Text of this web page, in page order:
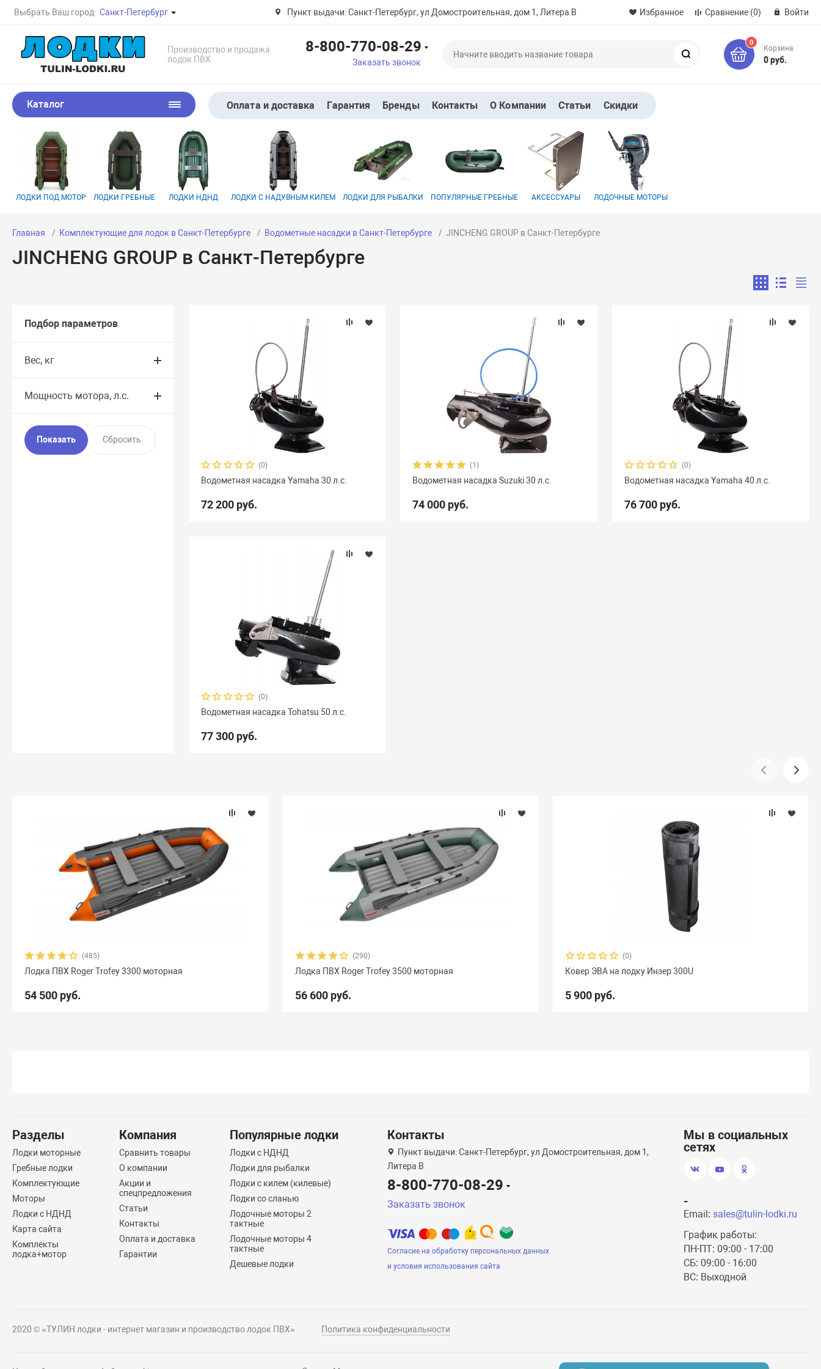
Выбрать Ваш город: Санкт-Петербург Пункт выдачи: Санкт-Петербург, ул Домостроительная, дом 1, Литера B Избранное Сравнение (0) Войти
Производство и продажа
лодок ПВХ
8-800-770-08-29
Заказать звонок
0
Корзина
0 руб.
Каталог Оплата и доставка Гарантия Бренды Контакты О Компании Статьи Скидки
ЛОДКИ ПОД МОТОР ЛОДКИ ГРЕБНЫЕ ЛОДКИ НДНД ЛОДКИ С НАДУВНЫМ КИЛЕМ ЛОДКИ ДЛЯ РЫБАЛКИ ПОПУЛЯРНЫЕ ГРЕБНЫЕ АКСЕССУАРЫ ЛОДОЧНЫЕ МОТОРЫ
Главная Комплектующие для лодок в Санкт-Петербурге Водометные насадки в Санкт-Петербурге JINCHENG GROUP в Санкт-Петербурге
JINCHENG GROUP в Санкт-Петербурге
Подбор параметров
Вес, кг
Мощность мотора, л.с.
(0)
Водометная насадка Yamaha 30 л.с.
72 200 руб.
(1)
Водометная насадка Suzuki 30 л.с.
74 000 руб.
(0)
Водометная насадка Yamaha 40 л.с.
76 700 руб.
(0)
Водометная насадка Tohatsu 50 л.с.
77 300 руб.
(485)
Лодка ПВХ Roger Trofey 3300 моторная
54 500 руб.
(290)
Лодка ПВХ Roger Trofey 3500 моторная
56 600 руб.
(0)
Ковер ЭВА на лодку Инзер 300U
5 900 руб.
Разделы
Лодки моторные
Гребные лодки
Комплектующие
Моторы
Лодки с НДНД
Карта сайта
Комплекты
лодка+мотор
Компания
Сравнить товары
О компании
Акции и
спецпредложения
Статьи
Контакты
Оплата и доставка
Гарантии
Популярные лодки
Лодки с НДНД
Лодки для рыбалки
Лодки с килем (килевые)
Лодки со сланью
Лодочные моторы 2
тактные
Лодочные моторы 4
тактные
Дешевые лодки
Контакты
Пункт выдачи: Санкт-Петербург, ул Домостроительная, дом 1,
Литера B
8-800-770-08-29
Заказать звонок
Согласие на обработку персональных данных
и условия использования сайта
Мы в социальных
сетях
-
Email: sales@tulin-lodki.ru
График работы:
ПН-ПТ: 09:00 - 17:00
СБ: 09:00 - 16:00
ВС: Выходной
2020 © «ТУЛИН лодки - интернет магазин и производство лодок ПВХ» Политика конфиденциальности